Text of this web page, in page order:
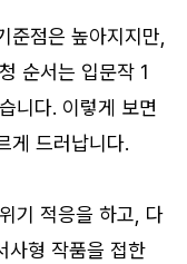
준점은 높아지지만,
순서는 입문작 1
니다. 이렇게 보면
게 드러납니다.
기 적응을 하고, 다
사형 작품을 접한